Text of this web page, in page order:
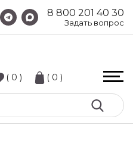
8 800 201 40 30
Задать вопрос
( 0 ) ( 0 )